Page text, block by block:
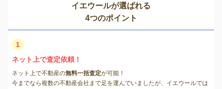
イエウールが選ばれる
4つのポイント
1
ネット上で査定依頼！
ネット上で不動産の無料一括査定が可能！
今までなら複数の不動産会社まで足を運んでいましたが、イエウールでは